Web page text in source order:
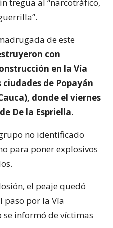
tregua al “narcotráfico,
de este
con
en la Vía
de Popayán
donde el viernes
De la Espriella.
no identificado
para poner explosivos
el peaje quedó
paso por la Vía
se informó de víctimas